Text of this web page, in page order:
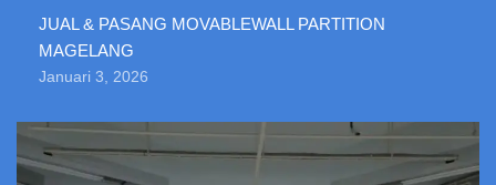
JUAL & PASANG MOVABLEWALL PARTITION
MAGELANG
Januari 3, 2026